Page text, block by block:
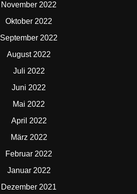
November 2022
Oktober 2022
September 2022
August 2022
Juli 2022
Juni 2022
Mai 2022
April 2022
März 2022
Februar 2022
Januar 2022
Dezember 2021